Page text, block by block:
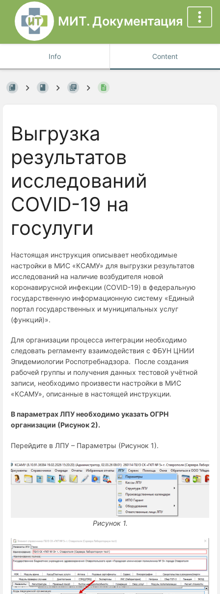
МИТ. Документация
Info Content
Выгрузка
результатов
исследований
COVID-19 на
госулуги
Настоящая инструкция описывает необходимые
настройки в МИС «КСАМУ» для выгрузки результатов
исследований на наличие возбудителя новой
коронавирусной инфекции (COVID-19) в федеральную
государственную информационную систему «Единый
портал государственных и муниципальных услуг
(функций)».
Для организации процесса интеграции необходимо
следовать регламенту взаимодействия с ФБУН ЦНИИ
Эпидемиологии Роспотребнадзора. После создания
рабочей группы и получения данных тестовой учётной
записи, необходимо произвести настройки в МИС
«КСАМУ», описанные в настоящей инструкции.
В параметрах ЛПУ необходимо указать ОГРН
организации (Рисунок 2).
Перейдите в ЛПУ – Параметры (Рисунок 1).
Рисунок 1.